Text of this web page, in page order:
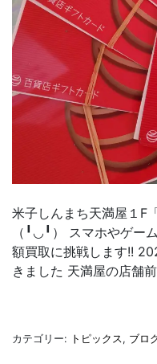
米子しんまち天満屋１F
（╹◡╹） スマホやゲー
額買取に挑戦します!!
きました 天満屋の店舗
カテゴリー: トピックス, ブロ